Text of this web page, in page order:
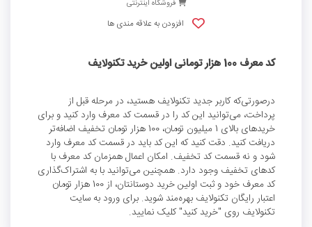
فروشگاه اینترنتی
افزودن به علاقه مندی ها
کد معرف 100 هزار تومانی اولین خرید تکنولایف
درصورتی‌که کاربر جدید تکنولایف هستید، در مرحله قبل از
پرداخت، می‌توانید این کد را در قسمت کد معرف وارد کنید و برای
خریدهای بالای 1 میلیون تومان، 100 هزار تومان تخفیف اضافه‌تر
دریافت کنید. دقت کنید که این کد باید در قسمت کد معرف وارد
شود و نه قسمت کد تخفیف. امکان اعمال همزمان کد معرف با
کدهای تخفیف وجود دارد. همچنین می‌توانید با به اشتراک‌گذاری
کد معرف خود و ثبت اولین خرید دوستانتان، از 100 هزار تومان
اعتبار رایگان تکنولایف بهره‌مند شوید. برای ورود به سایت
تکنولایف روی "خرید کنید" کلیک نمایید.